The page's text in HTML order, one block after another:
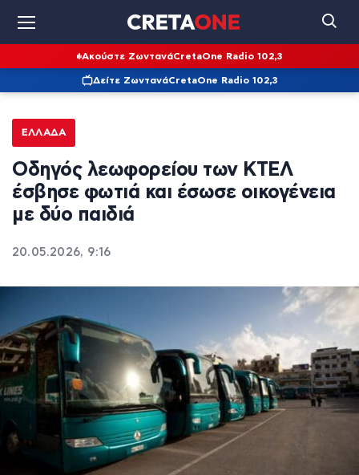
Ακούστε ΖωντανάCretaOne Radio 102,3
Δείτε ΖωντανάCretaOne Radio 102,3
ΕΛΛΆΔΑ
Οδηγός λεωφορείου των ΚΤΕΛ
έσβησε φωτιά και έσωσε οικογένεια
με δύο παιδιά
20.05.2026, 9:16